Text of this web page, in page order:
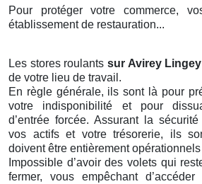
Pour protéger votre commerce,
établissement de restauration...
Les stores roulants sur Avirey Lingey
de votre lieu de travail.
En règle générale, ils sont là pour
votre indisponibilité et pour
d’entrée forcée. Assurant la
vos actifs et votre trésorerie, ils
doivent être entièrement
Impossible d’avoir des volets qui
fermer, vous empêchant